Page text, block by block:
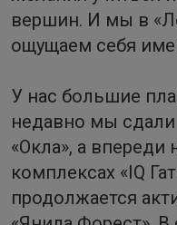
вершин. И мы в
ощущаем себя
У нас большие
недавно мы
«Окла», а
комплексах «IQ
продолжается